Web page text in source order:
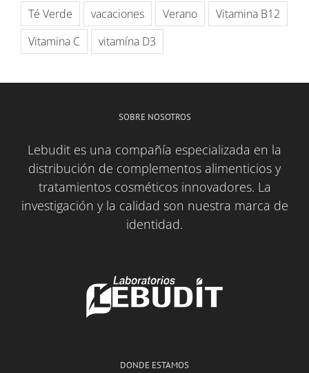
Té Verde
vacaciones Verano
Vitamina B12
Vitamina C
vitamína D3
SOBRE NOSOTROS
Lebudit es una compañía especializada en la
distribución de complementos alimenticios y
tratamientos cosméticos innovadores. La
investigación y la calidad son nuestra marca de
identidad.
DONDE ESTAMOS